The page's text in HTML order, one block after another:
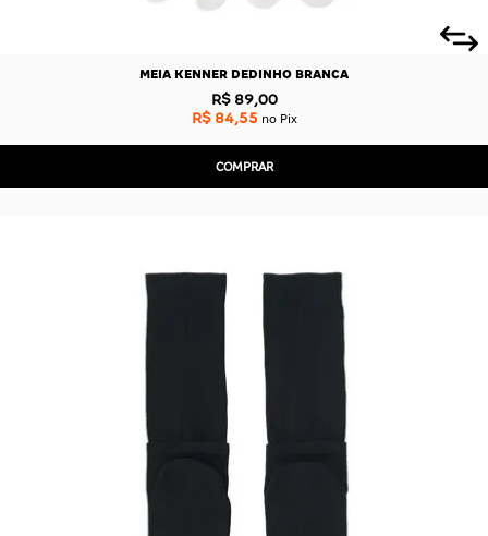
MEIA KENNER DEDINHO BRANCA
R$ 89,00
R$ 84,55 no Pix
COMPRAR